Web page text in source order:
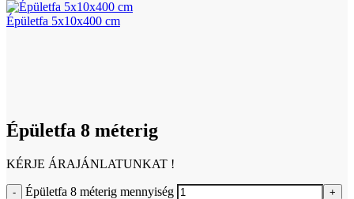
Épületfa 5x10x400 cm
Épületfa 8 méterig
KÉRJE ÁRAJÁNLATUNKAT !
Épületfa 8 méterig mennyiség